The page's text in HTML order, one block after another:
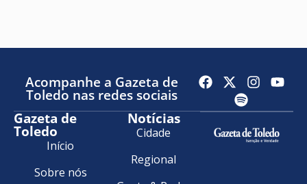
Acompanhe a Gazeta de
Toledo nas redes sociais
Gazeta de
Toledo
Início
Sobre nós
Notícias
Cidade
Regional